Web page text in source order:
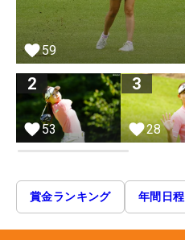
59
2
53
3
28
賞金ランキング 年間日程